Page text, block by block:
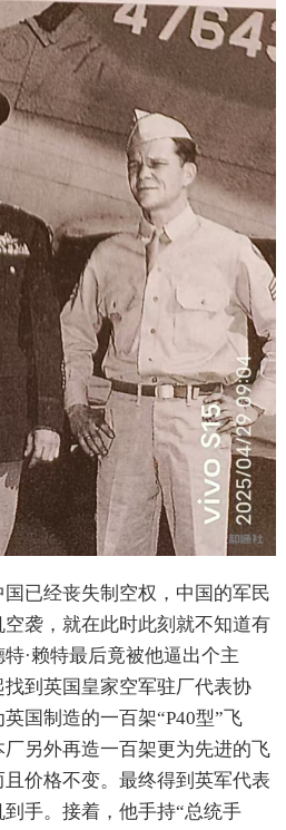
已经丧失制空权，中国的军民
袭，就在此时此刻就不知道有
·赖特最后竟被他逼出个主
到英国皇家空军驻厂代表协
国制造的一百架“P40型”飞
另外再造一百架更为先进的飞
价格不变。最终得到英军代表
手。接着，他手持“总统手